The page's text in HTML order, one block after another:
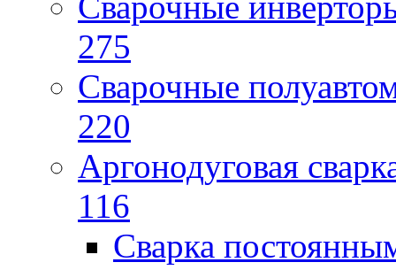
275
Сварочные
220
Аргонодуговая
116
Сварка